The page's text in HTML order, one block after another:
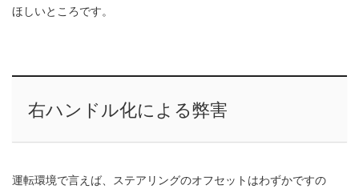
ほしいところです。
右ハンドル化による弊害
運転環境で言えば、ステアリングのオフセットはわずかですの